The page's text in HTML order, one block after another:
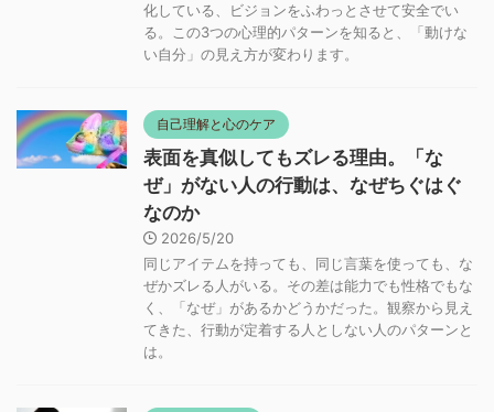
化している、ビジョンをふわっとさせて安全でい
る。この3つの心理的パターンを知ると、「動けな
い自分」の見え方が変わります。
自己理解と心のケア
表面を真似してもズレる理由。「な
ぜ」がない人の行動は、なぜちぐはぐ
なのか
2026/5/20
同じアイテムを持っても、同じ言葉を使っても、な
ぜかズレる人がいる。その差は能力でも性格でもな
く、「なぜ」があるかどうかだった。観察から見え
てきた、行動が定着する人としない人のパターンと
は。